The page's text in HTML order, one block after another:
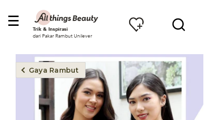
Trik & Inspirasi
dari Pakar Rambut Unilever
Gaya Rambut